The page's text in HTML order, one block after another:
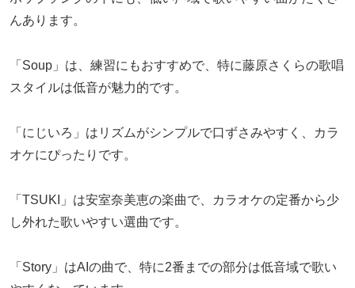
んあります。
「Soup」は、練習にもおすすめで、特に藤原さくらの歌唱
スタイルは低音が魅力的です。
「にじいろ」はリズムがシンプルで口ずさみやすく、カラ
オケにぴったりです。
「TSUKI」は安室奈美恵の楽曲で、カラオケの定番から少
し外れた歌いやすい選曲です。
「Story」はAIの曲で、特に2番までの部分は低音域で歌い